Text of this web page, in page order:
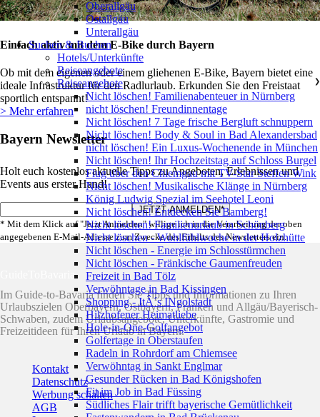
Einfach aktiv mit dem E-Bike durch Bayern
Ob mit dem eigenen oder einem gliehenen E-Bike, Bayern bietet eine
ideale Infrastruktur für den Radlurlaub. Erkunden Sie den Freistaat
sportlich entspannt!
> Mehr erfahren
Bayern Newsletter
Holt euch kostenlos aktuelle Tipps zu Angeboten, Erlebnissen und
Events aus erster Hand!
* Mit dem Klick auf "Jetzt Anmelden" willige ich in die Verarbeitung der oben
angegebenen E-Mail-Adresse zum Zwecke des Erhalts des Newsletters ein.
GuideToBavaria
Im Guide-to-Bavaria finden Sie Tipps und Informationen zu Ihren
Urlaubszielen Oberbayern, Ostbayern, Franken und Allgäu/Bayerisch-
Schwaben, zudem Urlaubsangebote, Unterkünfte, Gastromie und
Freizeitideen für Ihren Urlaub in Bayern.
Kontakt
Datenschutz
Werbung schalten
AGB
Oberallgäu
Ostallgäu
Unterallgäu
Suchen & Buchen
Hotels/Unterkünfte
Reiseangebote
Reiseangebote
❯
Nicht löschen! Familienabenteuer in Nürnberg
nicht löschen! Freundinnentage
Nicht löschen! 7 Tage frische Bergluft schnuppern
Nicht löschen! Body & Soul in Bad Alexandersbad
nicht löschen! Ein Luxus-Wochenende in München
Nicht löschen! Ihr Hochzeitstag auf Schloss Burgel
Flug über den Chiemgau mit TV-Star Steffen Wink
Nicht löschen! Musikalische Klänge in Nürnberg
König Ludwig Spezial im Seehotel Leoni
Nicht löschen! Entdecken Sie Bamberg!
Nicht löschen! Familienurlaub in Schönberg
Nicht löschen - Wohlfühlwoche in der Holzhütte
Nicht löschen - Energie im Schlosstürmchen
Nicht löschen - Fränkische Gaumenfreuden
Freizeit in Bad Tölz
Verwöhntage in Bad Kissingen
Shopping - ItÂ´s INgolstadt
Hilzhofener Heimatliebe
Hole-in-One-Golfangebot
Golfertage in Oberstaufen
Radeln in Rohrdorf am Chiemsee
Verwöhntag in Sankt Englmar
Gesunder Rücken in Bad Königshofen
Fit im Job in Bad Füssing
Südliches Flair trifft bayerische Gemütlichkeit